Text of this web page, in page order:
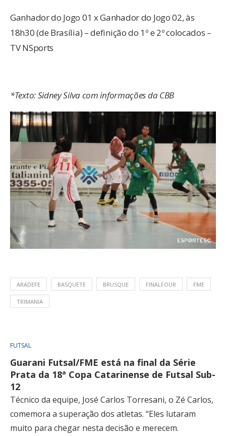
Ganhador do Jogo 01 x Ganhador do Jogo 02, às
18h30 (de Brasília) – definição do 1º e 2º colocados –
TV NSports
*Texto: Sidney Silva com informações da CBB
ARADEFE BASQUETE BRUSQUE FINALFOUR FME
TRIMANIA
FUTSAL
Guarani Futsal/FME está na final da Série
Prata da 18ª Copa Catarinense de Futsal Sub-
12
Técnico da equipe, José Carlos Torresani, o Zé Carlos,
comemora a superação dos atletas. “Eles lutaram
muito para chegar nesta decisão e merecem.